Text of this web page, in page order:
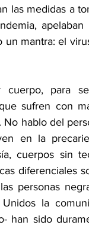
las medidas a
apelaban
un mantra: el
para
sufren con
No hablo del
en la
cuerpos sin
diferenciales
personas
la
han sido